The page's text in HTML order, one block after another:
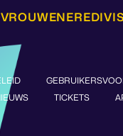
TICKETS